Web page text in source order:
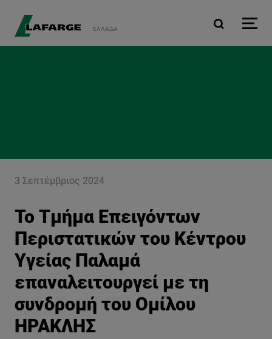
ΕΛΛΆΔΑ
3 Σεπτέμβριος 2024
Το Τμήμα Επειγόντων
Περιστατικών του Κέντρου
Υγείας Παλαμά
επαναλειτουργεί με τη
συνδρομή του Ομίλου
ΗΡΑΚΛΗΣ